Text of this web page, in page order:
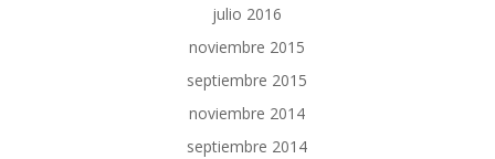
julio 2016
noviembre 2015
septiembre 2015
noviembre 2014
septiembre 2014